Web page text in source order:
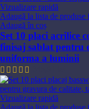
Vizualizare rapidă
Adaugă la lista de produse
Adaugă în coș
Set 10 placi acrilice
finisaj sablat pentru
uniforma a luminii
Vizualizare rapidă
Adaugă la lista de produse